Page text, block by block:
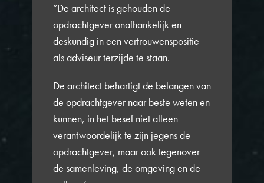
“De architect is gehouden de
opdrachtgever onafhankelijk en
deskundig in een vertrouwenspositie
als adviseur terzijde te staan.
De architect behartigt de belangen van
de opdrachtgever naar beste weten en
kunnen, in het besef niet alleen
verantwoordelijk te zijn jegens de
opdrachtgever, maar ook tegenover
de samenleving, de omgeving en de